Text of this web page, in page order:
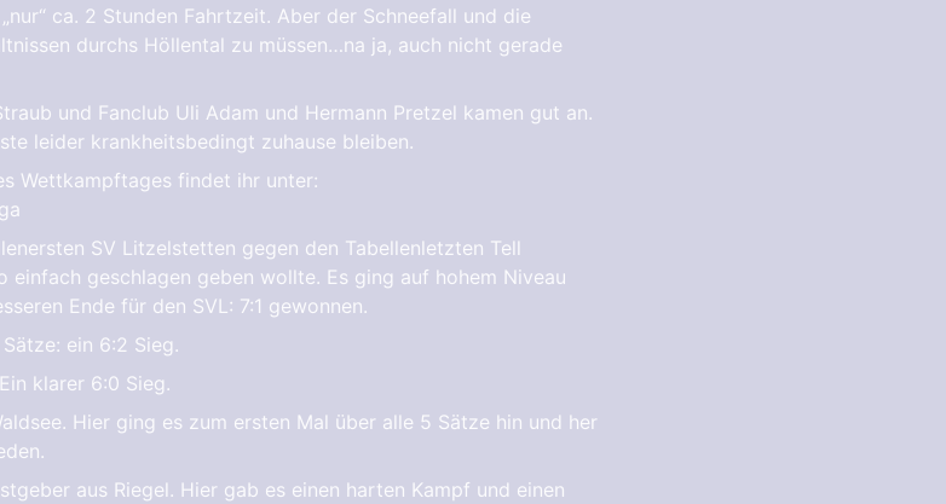
ca. 2 Stunden Fahrtzeit. Aber der Schneefall und die
durchs Höllental zu müssen…na ja, auch nicht gerade
und Fanclub Uli Adam und Hermann Pretzel kamen gut an.
leider krankheitsbedingt zuhause bleiben.
Wettkampftages findet ihr unter:
SV Litzelstetten gegen den Tabellenletzten Tell
einfach geschlagen geben wollte. Es ging auf hohem Niveau
Ende für den SVL: 7:1 gewonnen.
ein 6:2 Sieg.
klarer 6:0 Sieg.
Hier ging es zum ersten Mal über alle 5 Sätze hin und her
aus Riegel. Hier gab es einen harten Kampf und einen